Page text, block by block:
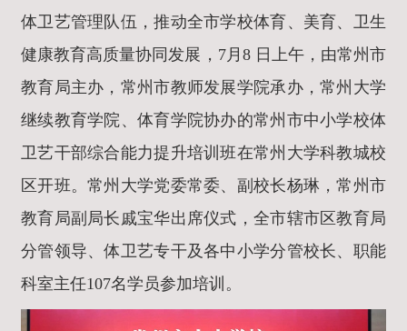
体卫艺管理队伍，推动全市学校体育、美育、卫生
健康教育高质量协同发展，7月8 日上午，由常州市
教育局主办，常州市教师发展学院承办，常州大学
继续教育学院、体育学院协办的常州市中小学校体
卫艺干部综合能力提升培训班在常州大学科教城校
区开班。常州大学党委常委、副校长杨琳，常州市
教育局副局长戚宝华出席仪式，全市辖市区教育局
分管领导、体卫艺专干及各中小学分管校长、职能
科室主任107名学员参加培训。